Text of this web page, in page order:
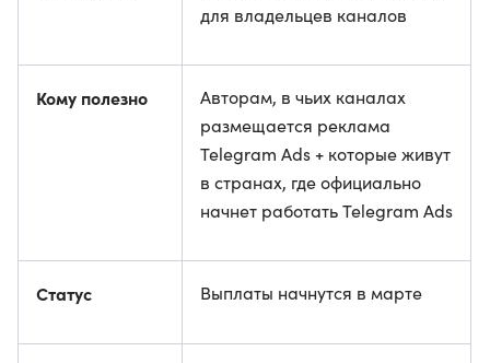
для владельцев каналов
Кому полезно
Авторам, в чьих каналах
размещается реклама
Telegram Ads + которые живут
в странах, где официально
начнет работать Telegram Ads
Статус Выплаты начнутся в марте